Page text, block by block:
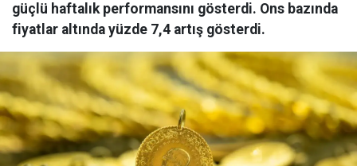
güçlü haftalık performansını gösterdi. Ons bazında
fiyatlar altında yüzde 7,4 artış gösterdi.